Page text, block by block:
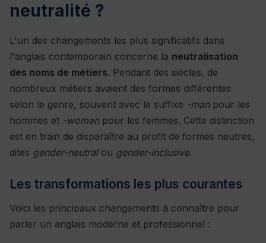
neutralité ?
L'un des changements les plus significatifs dans
l'anglais contemporain concerne la neutralisation
des noms de métiers. Pendant des siècles, de
nombreux métiers avaient des formes différentes
selon le genre, souvent avec le suffixe -manpour les
hommes et -womanpour les femmes. Cette distinction
est en train de disparaître au profit de formes neutres,
dites gender-neutralou gender-inclusive.
Les transformations les plus courantes
Voici les principaux changements à connaître pour
parler un anglais moderne et professionnel :